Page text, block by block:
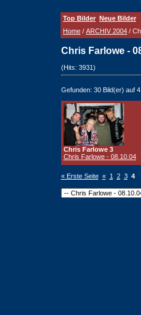
Top Bilder Neue Bilder
Home / ARCHIV 2004 /
Chris Farlowe -
(Hits: 3931)
Gefunden: 30 Bild(er) auf
Chris Farlowe 3
Chris Farlowe - 08.10.04
« Erste Seite « 1 2 3 4